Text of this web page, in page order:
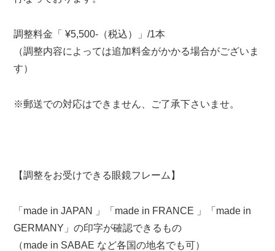
調整料金「 ¥5,500-（税込）」/1本
（調整内容によっては追加料金がかかる場合がございま
す）
※郵送での対応はできません、ご了承下さいませ。
【調整をお受けできる眼鏡フレーム】
「made in JAPAN 」「made in FRANCE 」「made in
GERMANY」の印字が確認できるもの
（made in SABAE など各国の地名でも可）